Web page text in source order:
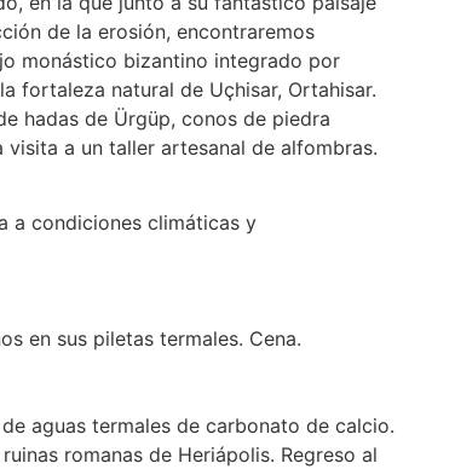
de la erosión, encontraremos
monástico bizantino integrado por
fortaleza natural de Uçhisar, Ortahisar.
hadas de Ürgüp, conos de piedra
a un taller artesanal de alfombras.
a condiciones climáticas y
en sus piletas termales. Cena.
aguas termales de carbonato de calcio.
romanas de Heriápolis. Regreso al